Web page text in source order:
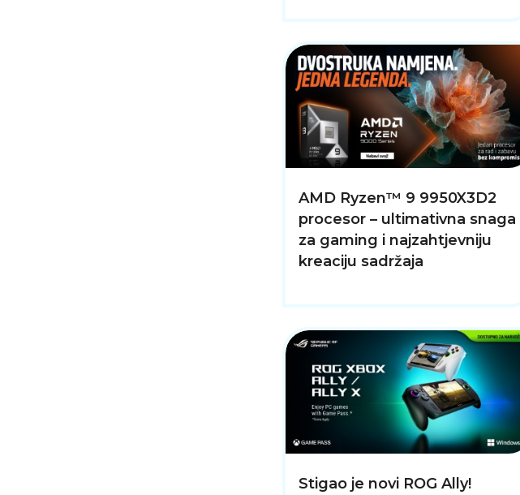
AMD Ryzen™ 9 9950X3D2
procesor – ultimativna snaga
za gaming i najzahtjevniju
kreaciju sadržaja
Stigao je novi ROG Ally!